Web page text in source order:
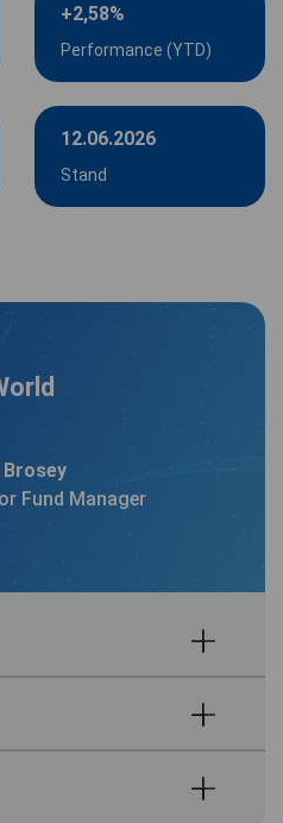
+2,58%
Performance (YTD)
12.06.2026
Stand
Brosey
Fund Manager